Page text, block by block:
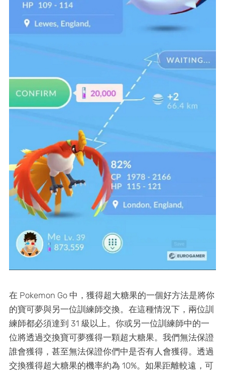
在 Pokemon Go 中，獲得超大糖果的一個好方法是將你
的寶可夢與另一位訓練師交換。在這種情況下，兩位訓
練師都必須達到 31 級以上。你或另一位訓練師中的一
位將透過交換寶可夢獲得一顆超大糖果。我們無法保證
誰會獲得，甚至無法保證你們中是否有人會獲得。透過
交換獲得超大糖果的機率約為 10%。如果距離較遠，可